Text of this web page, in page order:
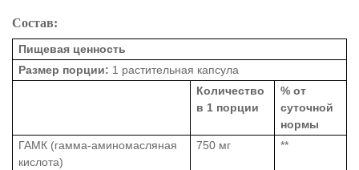
Состав:
Пищевая ценность
Размер порции: 1 растительная капсула
Количество
в 1 порции
% от
суточной
нормы
ГАМК (гамма-аминомасляная
кислота)
750 мг **